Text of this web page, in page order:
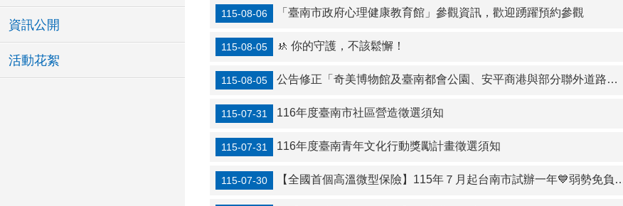
資訊公開
活動花絮
115-08-06 「臺南市政府心理健康教育館」參觀資訊，歡迎踴躍預約參觀
115-08-05 🚸 你的守護，不該鬆懈！
115-08-05 公告修正「奇美博物館及臺南都會公園、安平商港與部分聯外道路及外港水域、國立成功大學部分校區及其醫學院附設醫院區域空氣品質維護區及實施移動污染源管制措施」，並自116年1月1日起生效
115-07-31 116年度臺南市社區營造徵選須知
115-07-31 116年度臺南青年文化行動獎勵計畫徵選須知
115-07-30 【全國首個高溫微型保險】115年７月起台南市試辦一年💙弱勢免負擔享保障